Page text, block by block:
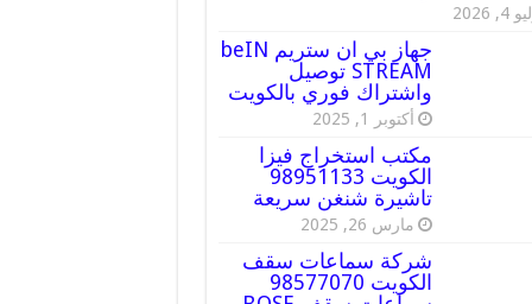
4, 2026
جهاز بي ان ستريم beIN
STREAM توصيل
واشتراك فوري بالكويت
أكتوبر 1, 2025
مكتب استخراج فيزا
الكويت 98951133
تاشيرة شنغن سريعة
مارس 26, 2025
شركة سماعات سقف
الكويت 98577070